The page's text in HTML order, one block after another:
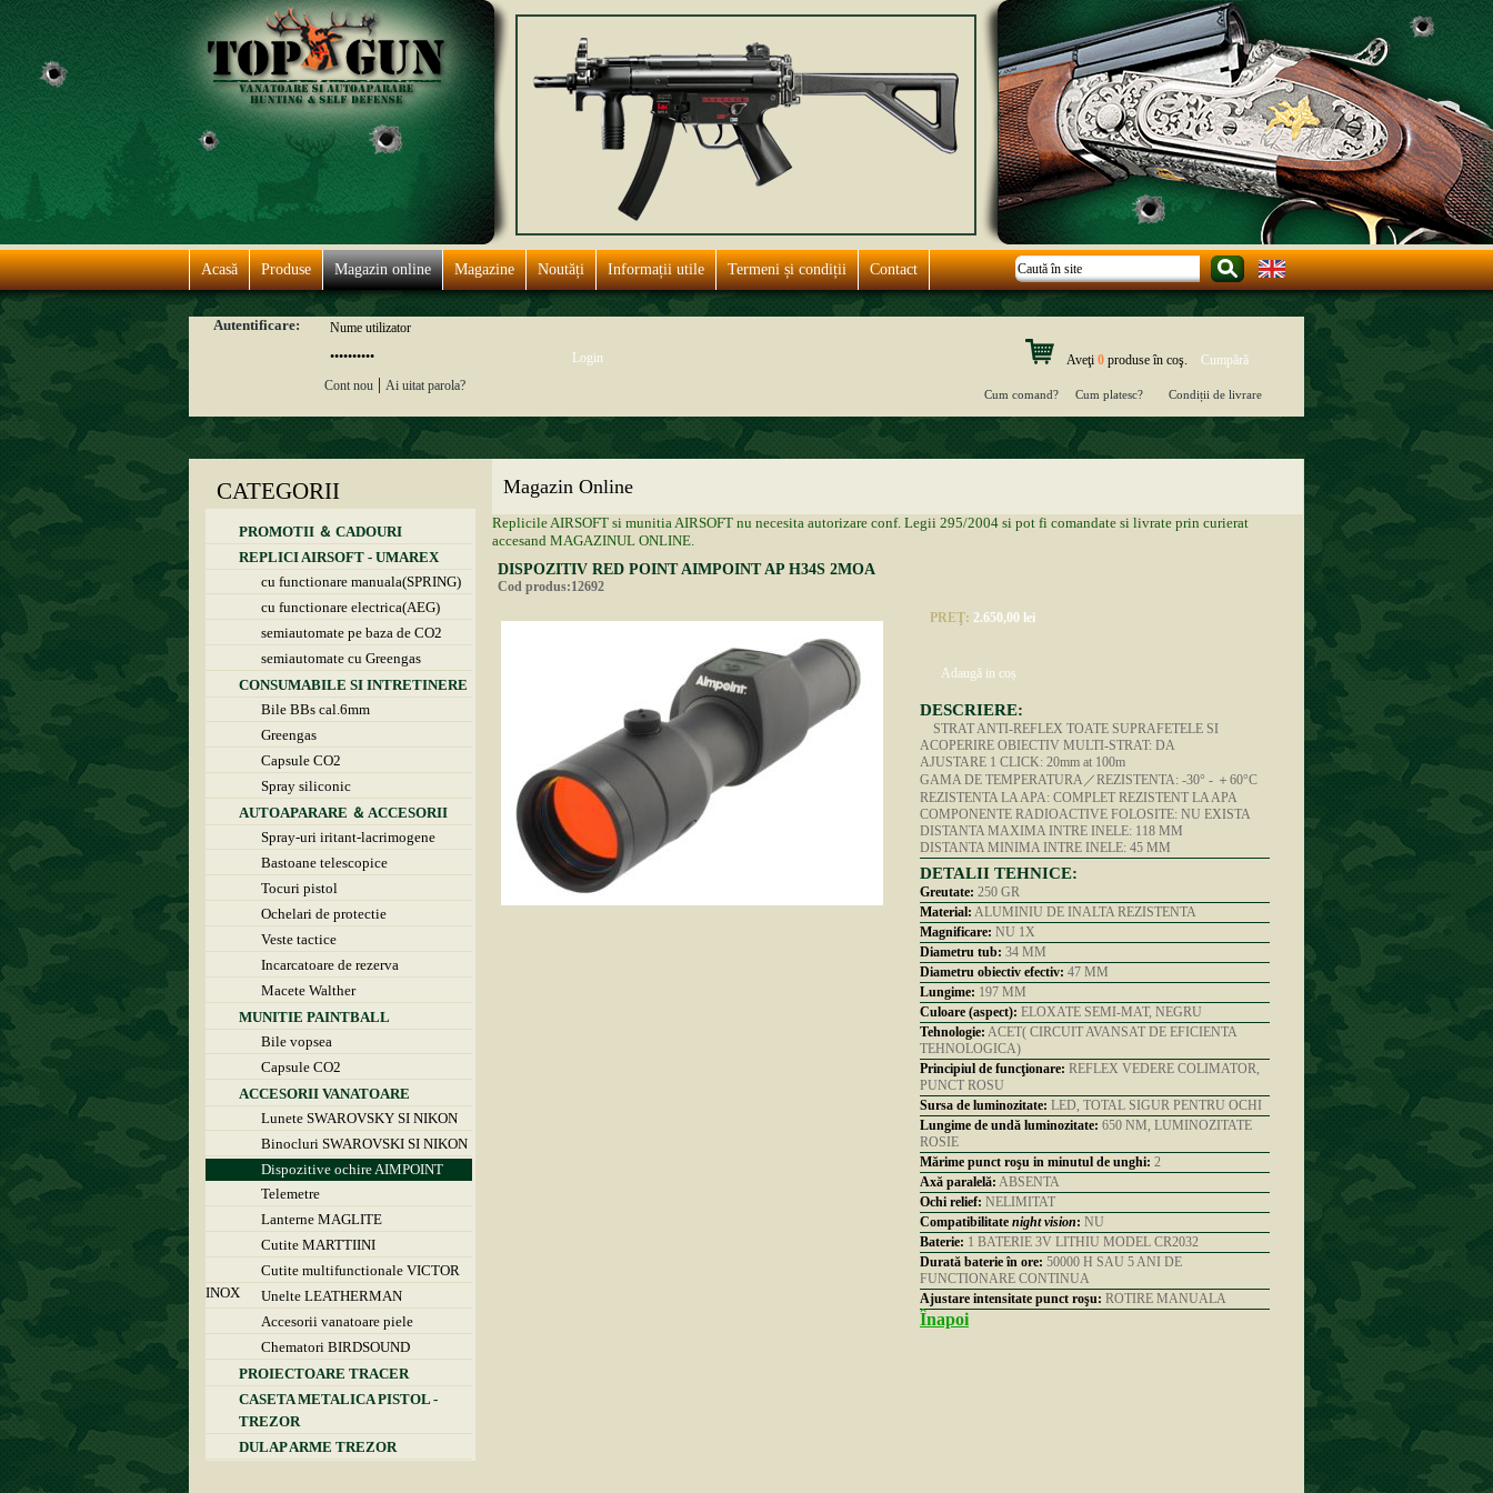
Acasă Produse Magazin online Magazine Noutăți Informații utile Termeni și condiții Contact
Autentificare:
Cont nou | Ai uitat parola?
Aveţi 0 produse în coş.
Cum comand? Cum platesc? Condiții de livrare
CATEGORII
PROMOTII ＆ CADOURI
REPLICI AIRSOFT - UMAREX
cu functionare manuala(SPRING)
cu functionare electrica(AEG)
semiautomate pe baza de CO2
semiautomate cu Greengas
CONSUMABILE SI INTRETINERE
Bile BBs cal.6mm
Greengas
Capsule CO2
Spray siliconic
AUTOAPARARE ＆ ACCESORII
Spray-uri iritant-lacrimogene
Bastoane telescopice
Tocuri pistol
Ochelari de protectie
Veste tactice
Incarcatoare de rezerva
Macete Walther
MUNITIE PAINTBALL
Bile vopsea
Capsule CO2
ACCESORII VANATOARE
Lunete SWAROVSKY SI NIKON
Binocluri SWAROVSKI SI NIKON
Dispozitive ochire AIMPOINT
Telemetre
Lanterne MAGLITE
Cutite MARTTIINI
Cutite multifunctionale VICTOR
INOX
Unelte LEATHERMAN
Accesorii vanatoare piele
Chematori BIRDSOUND
PROIECTOARE TRACER
CASETA METALICA PISTOL -
TREZOR
DULAP ARME TREZOR
Magazin Online
Replicile AIRSOFT si munitia AIRSOFT nu necesita autorizare conf. Legii 295/2004 si pot fi comandate si livrate prin curierat
accesand MAGAZINUL ONLINE.
DISPOZITIV RED POINT AIMPOINT AP H34S 2MOA
Cod produs:12692
PREŢ: 2.650,00 lei
Adaugă in coș
DESCRIERE:
STRAT ANTI-REFLEX TOATE SUPRAFETELE SI
ACOPERIRE OBIECTIV MULTI-STRAT: DA
AJUSTARE 1 CLICK: 20mm at 100m
GAMA DE TEMPERATURA／REZISTENTA: -30° - ＋60°C
REZISTENTA LA APA: COMPLET REZISTENT LA APA
COMPONENTE RADIOACTIVE FOLOSITE: NU EXISTA
DISTANTA MAXIMA INTRE INELE: 118 MM
DISTANTA MINIMA INTRE INELE: 45 MM
DETALII TEHNICE:
Greutate: 250 GR
Material: ALUMINIU DE INALTA REZISTENTA
Magnificare: NU 1X
Diametru tub: 34 MM
Diametru obiectiv efectiv: 47 MM
Lungime: 197 MM
Culoare (aspect): ELOXATE SEMI-MAT, NEGRU
Tehnologie: ACET( CIRCUIT AVANSAT DE EFICIENTA
TEHNOLOGICA)
Principiul de funcţionare: REFLEX VEDERE COLIMATOR,
PUNCT ROSU
Sursa de luminozitate: LED, TOTAL SIGUR PENTRU OCHI
Lungime de undă luminozitate: 650 NM, LUMINOZITATE
ROSIE
Mărime punct roşu in minutul de unghi: 2
Axă paralelă: ABSENTA
Ochi relief: NELIMITAT
Compatibilitate night vision: NU
Baterie: 1 BATERIE 3V LITHIU MODEL CR2032
Durată baterie în ore: 50000 H SAU 5 ANI DE
FUNCTIONARE CONTINUA
Ajustare intensitate punct roşu: ROTIRE MANUALA
Înapoi